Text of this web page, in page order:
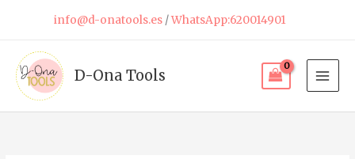
contenido
info@d-onatools.es/WhatsApp:620014901
D-Ona Tools